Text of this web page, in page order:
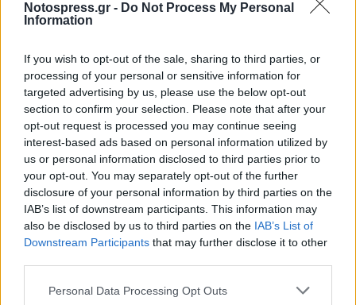
Notospress.gr - Do Not Process My Personal
Information
If you wish to opt-out of the sale, sharing to third parties, or
processing of your personal or sensitive information for
targeted advertising by us, please use the below opt-out
section to confirm your selection. Please note that after your
opt-out request is processed you may continue seeing
interest-based ads based on personal information utilized by
us or personal information disclosed to third parties prior to
your opt-out. You may separately opt-out of the further
disclosure of your personal information by third parties on the
IAB’s list of downstream participants. This information may
also be disclosed by us to third parties on the IAB’s List of
Downstream Participants that may further disclose it to other
Personal Data Processing Opt Outs
κάμερες, drones και συστήματα ανάλυσης
Προτείνει ακόμη την αποστολή τεχνικού ή
στρατιωτικού προσωπικού στις λιμενικές αρχές
της Λιβύης, προκειμένου να συμβάλουν στην
αποτροπή της αναχώρησης παράνομων σκαφών
από την αφρικανική χώρα.